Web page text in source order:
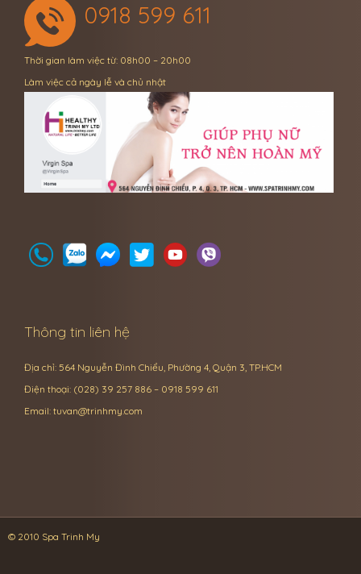
0918 599 611
Thời gian làm việc từ: 08h00 – 20h00
Làm việc cả ngày lễ và chủ nhật
Thông tin liên hệ
Địa chỉ: 564 Nguyễn Đình Chiểu, Phường 4, Quận 3, TP.HCM
Điện thoại: (028) 39 257 886 – 0918 599 611
Email: tuvan@trinhmy.com
© 2010 Spa Trinh My